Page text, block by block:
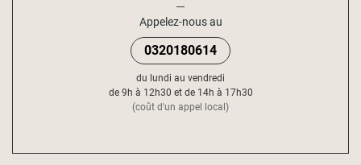
Appelez-nous au
0320180614
du lundi au vendredi
de 9h à 12h30 et de 14h à 17h30
(coût d'un appel local)